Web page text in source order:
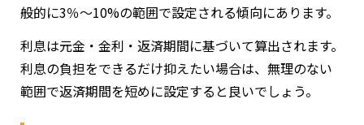
般的に3％〜10%の範囲で設定される傾向にあります。
利息は元金・金利・返済期間に基づいて算出されます。
利息の負担をできるだけ抑えたい場合は、無理のない
範囲で返済期間を短めに設定すると良いでしょう。